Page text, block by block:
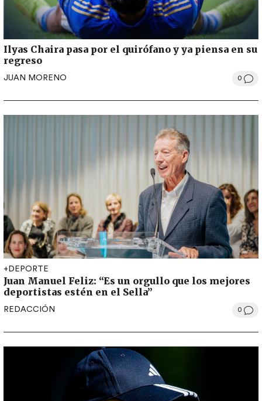
Ilyas Chaira pasa por el quirófano y ya piensa en su
regreso
JUAN MORENO 0
+DEPORTE
Juan Manuel Feliz: “Es un orgullo que los mejores
deportistas estén en el Sella”
REDACCIÓN 0